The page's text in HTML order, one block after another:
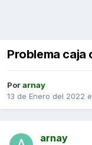
Problema caja
Porarnay
13 de Enero del 2022
arnay